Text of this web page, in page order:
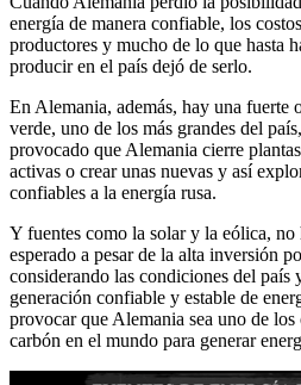
energía de manera confiable, los
productores y mucho de lo que hasta
producir en el país dejó de serlo.
En Alemania, además, hay una fuerte
verde, uno de los más grandes del
provocado que Alemania cierre
activas o crear unas nuevas y así
confiables a la energía rusa.
Y fuentes como la solar y la eólica, no
esperado a pesar de la alta inversión
considerando las condiciones del país
generación confiable y estable de
provocar que Alemania sea uno de los
carbón en el mundo para generar